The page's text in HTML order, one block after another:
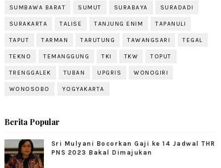
SUMBAWA BARAT SUMUT SURABAYA SURADADI
SURAKARTA TALISE TANJUNG ENIM TAPANULI
TAPUT TARMAN TARUTUNG TAWANGSARI TEGAL
TEKNO TEMANGGUNG TKI TKW TOPUT
TRENGGALEK TUBAN UPGRIS WONOGIRI
WONOSOBO YOGYAKARTA
Berita Popular
Sri Mulyani Bocorkan Gaji ke 14 Jadwal THR
PNS 2023 Bakal Dimajukan